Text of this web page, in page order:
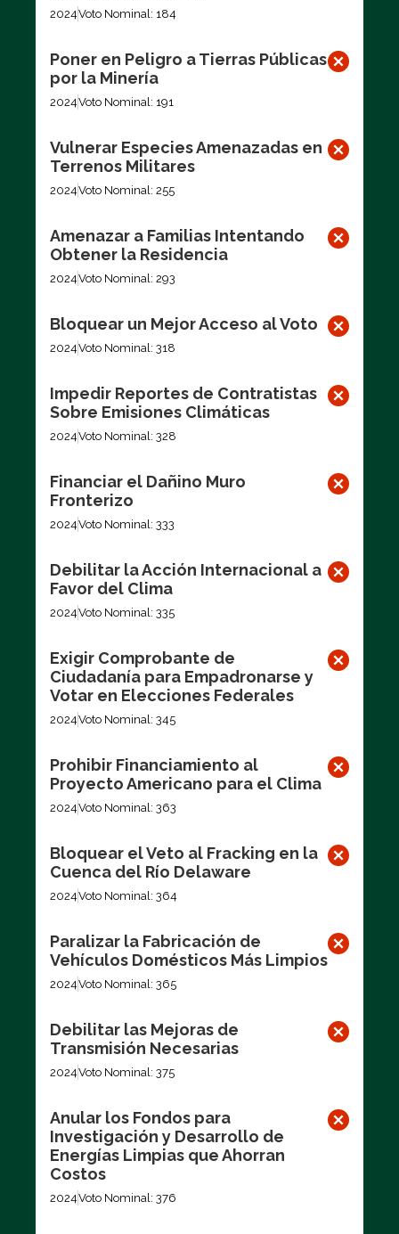
2024Voto Nominal: 184
Poner en Peligro a Tierras Públicas
por la Minería
2024Voto Nominal: 191
Vulnerar Especies Amenazadas en
Terrenos Militares
2024Voto Nominal: 255
Amenazar a Familias Intentando
Obtener la Residencia
2024Voto Nominal: 293
Bloquear un Mejor Acceso al Voto
2024Voto Nominal: 318
Impedir Reportes de Contratistas
Sobre Emisiones Climáticas
2024Voto Nominal: 328
Financiar el Dañino Muro
Fronterizo
2024Voto Nominal: 333
Debilitar la Acción Internacional a
Favor del Clima
2024Voto Nominal: 335
Exigir Comprobante de
Ciudadanía para Empadronarse y
Votar en Elecciones Federales
2024Voto Nominal: 345
Prohibir Financiamiento al
Proyecto Americano para el Clima
2024Voto Nominal: 363
Bloquear el Veto al Fracking en la
Cuenca del Río Delaware
2024Voto Nominal: 364
Paralizar la Fabricación de
Vehículos Domésticos Más Limpios
2024Voto Nominal: 365
Debilitar las Mejoras de
Transmisión Necesarias
2024Voto Nominal: 375
Anular los Fondos para
Investigación y Desarrollo de
Energías Limpias que Ahorran
Costos
2024Voto Nominal: 376